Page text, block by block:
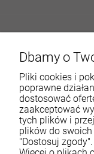
Dbamy o
Pliki cookies i
poprawne
dostosować
zaakceptować
tych plików i
plików do
"Dostosuj zgody".